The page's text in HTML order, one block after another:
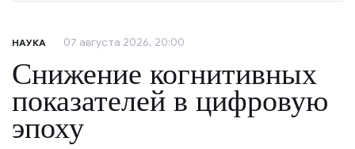
НАУКА 07 августа 2026, 20:00
Снижение когнитивных
показателей в цифровую
эпоху